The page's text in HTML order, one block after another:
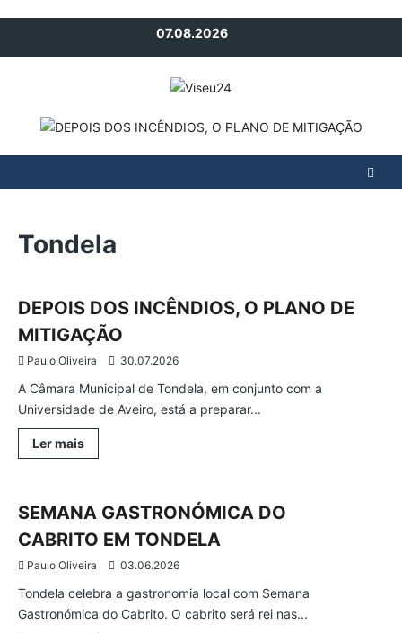
07.08.2026
Tondela
Atualidade Região
DEPOIS DOS INCÊNDIOS, O PLANO DE
MITIGAÇÃO
Paulo Oliveira 30.07.2026
A Câmara Municipal de Tondela, em conjunto com a
Universidade de Aveiro, está a preparar...
Ler maisLeia
mais
INCÊNDIOS,
O
PLANO
DE
Região Sociedade
SEMANA GASTRONÓMICA DO
CABRITO EM TONDELA
Paulo Oliveira 03.06.2026
Tondela celebra a gastronomia local com Semana
Gastronómica do Cabrito. O cabrito será rei nas...